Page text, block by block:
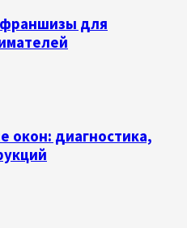
для
окон: диагностика,